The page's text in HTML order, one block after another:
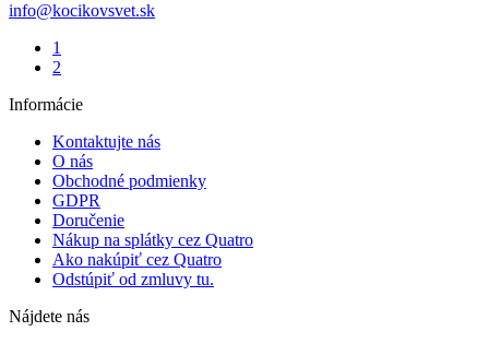
info@kocikovsvet.sk
1
2
Informácie
Kontaktujte nás
O nás
Obchodné podmienky
GDPR
Doručenie
Nákup na splátky cez Quatro
Ako nakúpiť cez Quatro
Odstúpiť od zmluvy tu.
Nájdete nás